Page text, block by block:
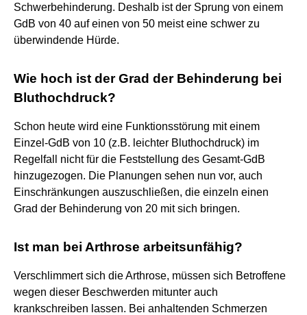
Schwerbehinderung. Deshalb ist der Sprung von einem
GdB von 40 auf einen von 50 meist eine schwer zu
überwindende Hürde.
Wie hoch ist der Grad der Behinderung bei
Bluthochdruck?
Schon heute wird eine Funktionsstörung mit einem
Einzel-GdB von 10 (z.B. leichter Bluthochdruck) im
Regelfall nicht für die Feststellung des Gesamt-GdB
hinzugezogen. Die Planungen sehen nun vor, auch
Einschränkungen auszuschließen, die einzeln einen
Grad der Behinderung von 20 mit sich bringen.
Ist man bei Arthrose arbeitsunfähig?
Verschlimmert sich die Arthrose, müssen sich Betroffene
wegen dieser Beschwerden mitunter auch
krankschreiben lassen. Bei anhaltenden Schmerzen